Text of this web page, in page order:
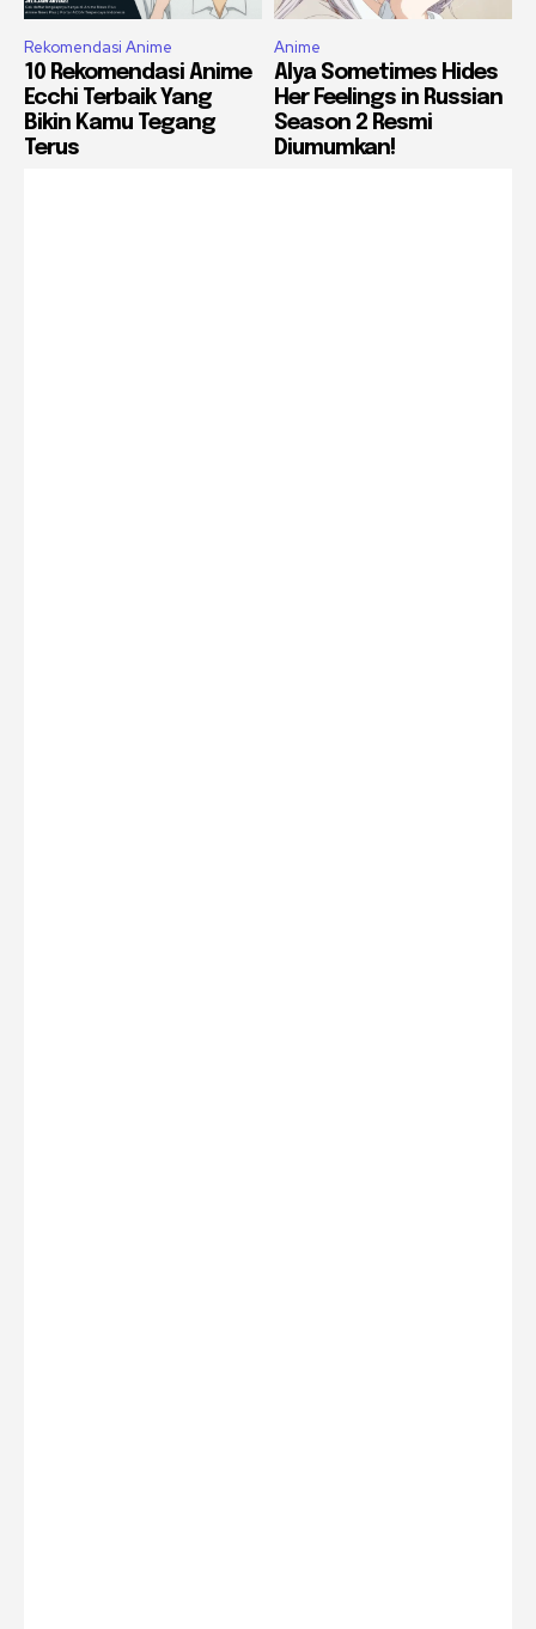
Rekomendasi Anime
10 Rekomendasi Anime
Ecchi Terbaik Yang
Bikin Kamu Tegang
Terus
Anime
Alya Sometimes Hides
Her Feelings in Russian
Season 2 Resmi
Diumumkan!